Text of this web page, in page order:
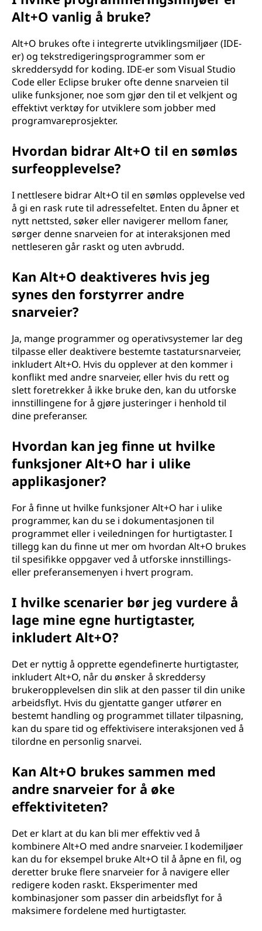
Alt+O vanlig å bruke?
Alt+O brukes ofte i integrerte utviklingsmiljøer (IDE-
er) og tekstredigeringsprogrammer som er
skreddersydd for koding. IDE-er som Visual Studio
Code eller Eclipse bruker ofte denne snarveien til
ulike funksjoner, noe som gjør den til et velkjent og
effektivt verktøy for utviklere som jobber med
programvareprosjekter.
Hvordan bidrar Alt+O til en sømløs
surfeopplevelse?
I nettlesere bidrar Alt+O til en sømløs opplevelse ved
å gi en rask rute til adressefeltet. Enten du åpner et
nytt nettsted, søker eller navigerer mellom faner,
sørger denne snarveien for at interaksjonen med
nettleseren går raskt og uten avbrudd.
Kan Alt+O deaktiveres hvis jeg
synes den forstyrrer andre
snarveier?
Ja, mange programmer og operativsystemer lar deg
tilpasse eller deaktivere bestemte tastatursnarveier,
inkludert Alt+O. Hvis du opplever at den kommer i
konflikt med andre snarveier, eller hvis du rett og
slett foretrekker å ikke bruke den, kan du utforske
innstillingene for å gjøre justeringer i henhold til
dine preferanser.
Hvordan kan jeg finne ut hvilke
funksjoner Alt+O har i ulike
applikasjoner?
For å finne ut hvilke funksjoner Alt+O har i ulike
programmer, kan du se i dokumentasjonen til
programmet eller i veiledningen for hurtigtaster. I
tillegg kan du finne ut mer om hvordan Alt+O brukes
til spesifikke oppgaver ved å utforske innstillings-
eller preferansemenyen i hvert program.
I hvilke scenarier bør jeg vurdere å
lage mine egne hurtigtaster,
inkludert Alt+O?
Det er nyttig å opprette egendefinerte hurtigtaster,
inkludert Alt+O, når du ønsker å skreddersy
brukeropplevelsen din slik at den passer til din unike
arbeidsflyt. Hvis du gjentatte ganger utfører en
bestemt handling og programmet tillater tilpasning,
kan du spare tid og effektivisere interaksjonen ved å
tilordne en personlig snarvei.
Kan Alt+O brukes sammen med
andre snarveier for å øke
effektiviteten?
Det er klart at du kan bli mer effektiv ved å
kombinere Alt+O med andre snarveier. I kodemiljøer
kan du for eksempel bruke Alt+O til å åpne en fil, og
deretter bruke flere snarveier for å navigere eller
redigere koden raskt. Eksperimenter med
kombinasjoner som passer din arbeidsflyt for å
maksimere fordelene med hurtigtaster.